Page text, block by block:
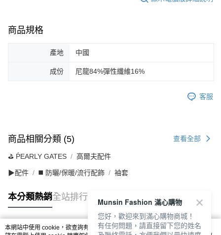
商品規格
產地 中國
成份 尼龍84%彈性纖維16%
客服
商品相關分類 (5) 查看全部
⛳️ ṔEARLY GATES 高爾夫配件
▶配件 ◼️ 防曬/保暖/流行配飾 袖套
本分類熱銷全站排行
本網站中使用 cookie，欲查詢有關本網站使用 cookie 方式之詳情，及若您不希
Munsin Fashion 滿心購物
您好，歡迎來到滿心購物商城！
有任何問題，請直接留下您的姓名